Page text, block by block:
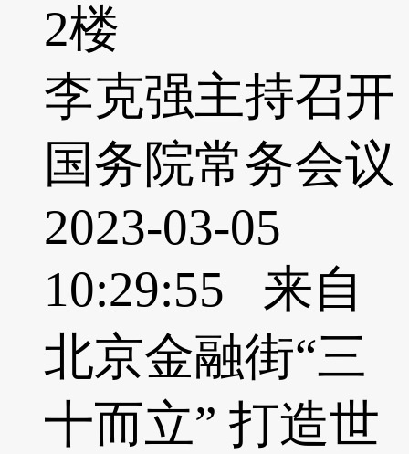
2楼
李克强主持召开
国务院常务会议
2023-03-05
10:29:55 来自
北京金融街“三
十而立” 打造世